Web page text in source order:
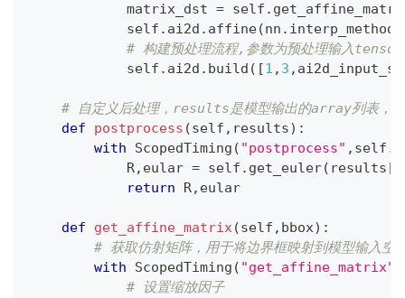
            matrix_dst
= self .
            self
. ai2d . affine(nn . interp_method
# 构建预处理流程,参数为预处理输入
            self
. ai2d . build ( [1 , 3 ,
# 自定义后处理，results是模型输出的array列表，
def
postprocess (self , results) :
with ScopedTiming ( "postprocess" , self .
            R
, eular = self . get_euler( results [
return R, eular
def get_affine_matrix(self , bbox) :
# 获取仿射矩阵，用于将边界框映射到模型输入空
with ScopedTiming ( "get_affine_matrix"
# 设置缩放因子